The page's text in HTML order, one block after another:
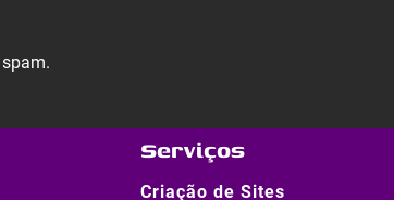
Serviços
Criação de Sites